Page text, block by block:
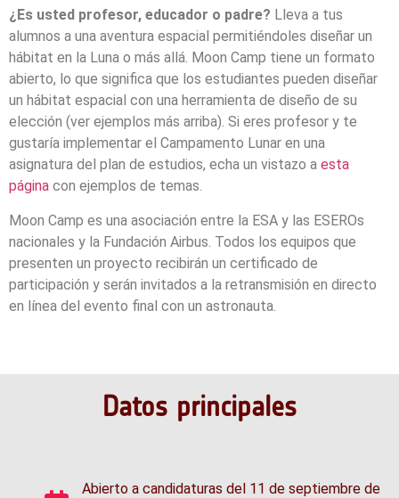
¿Es usted profesor, educador o padre? Lleva a tus
alumnos a una aventura espacial permitiéndoles diseñar un
hábitat en la Luna o más allá. Moon Camp tiene un formato
abierto, lo que significa que los estudiantes pueden diseñar
un hábitat espacial con una herramienta de diseño de su
elección (ver ejemplos más arriba). Si eres profesor y te
gustaría implementar el Campamento Lunar en una
asignatura del plan de estudios, echa un vistazo a esta
página con ejemplos de temas.
Moon Camp es una asociación entre la ESA y las ESEROs
nacionales y la Fundación Airbus. Todos los equipos que
presenten un proyecto recibirán un certificado de
participación y serán invitados a la retransmisión en directo
en línea del evento final con un astronauta.
Datos principales
Abierto a candidaturas del 11 de septiembre de